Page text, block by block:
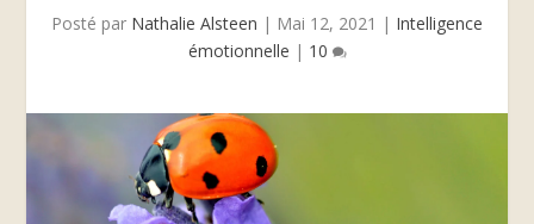
Posté par Nathalie Alsteen | Mai 12, 2021 | Intelligence
émotionnelle | 10